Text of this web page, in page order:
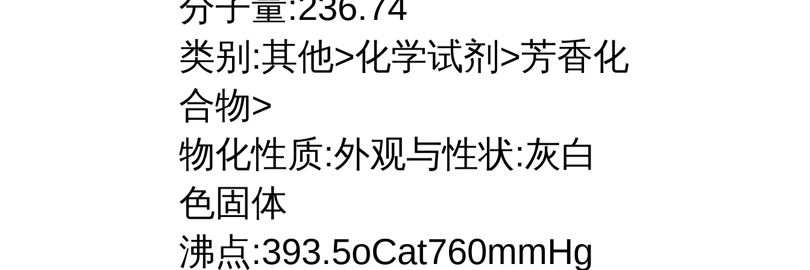
类别:其他>化学试剂>芳香化
合物>
物化性质:外观与性状:灰白
色固体
沸点:393.5oCat760mmHg